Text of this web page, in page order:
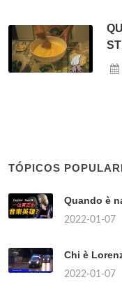
TÓPICOS
Quando è
2022-01-07
Chi è
2022-01-07